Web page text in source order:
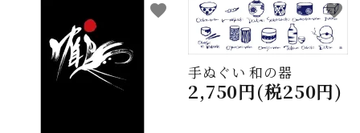
favorite
手ぬぐい 和の器
2,750円(税250円)
favorite